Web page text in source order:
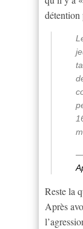
—
Reste la
Après